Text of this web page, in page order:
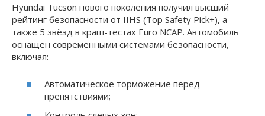
Hyundai Tucson нового поколения получил высший
рейтинг безопасности от IIHS (Top Safety Pick+), а
также 5 звёзд в краш-тестах Euro NCAP. Автомобиль
оснащён современными системами безопасности,
включая:
Автоматическое торможение перед
препятствиями;